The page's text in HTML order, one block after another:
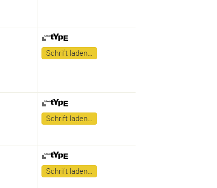
Schrift laden…
Schrift laden…
Schrift laden…